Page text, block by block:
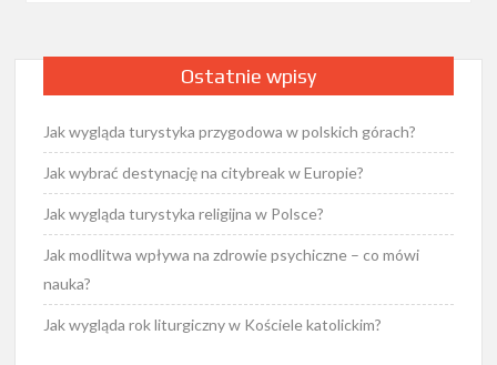
Ostatnie wpisy
Jak wygląda turystyka przygodowa w polskich górach?
Jak wybrać destynację na citybreak w Europie?
Jak wygląda turystyka religijna w Polsce?
Jak modlitwa wpływa na zdrowie psychiczne – co mówi
nauka?
Jak wygląda rok liturgiczny w Kościele katolickim?